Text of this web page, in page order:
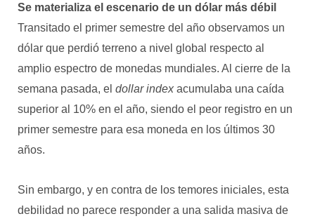
Se materializa el escenario de un dólar más débil
Transitado el primer semestre del año observamos un
dólar que perdió terreno a nivel global respecto al
amplio espectro de monedas mundiales. Al cierre de la
semana pasada, el dollar indexacumulaba una caída
superior al 10% en el año, siendo el peor registro en un
primer semestre para esa moneda en los últimos 30
años.
Sin embargo, y en contra de los temores iniciales, esta
debilidad no parece responder a una salida masiva de